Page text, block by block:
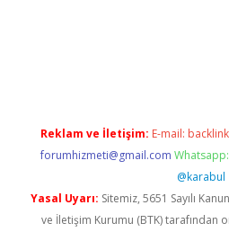
Reklam ve İletişim: E-mail:
forumhizmeti@gmail.com
@karabul
Yasal Uyarı: Sitemiz, 5651 Sayılı
ve İletişim Kurumu (BTK) tarafından